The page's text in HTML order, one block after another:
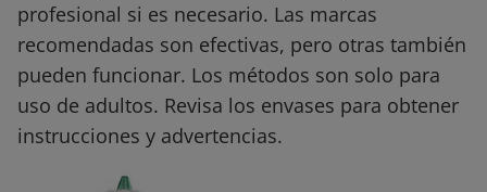
profesional si es necesario. Las marcas
recomendadas son efectivas, pero otras también
pueden funcionar. Los métodos son solo para
uso de adultos. Revisa los envases para obtener
instrucciones y advertencias.